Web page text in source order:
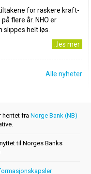
for raskere kraft-
flere år. NHO er
helt løs.
..les mer
Alle nyheter
hentet fra Norge Bank (NB)
til Norges Banks